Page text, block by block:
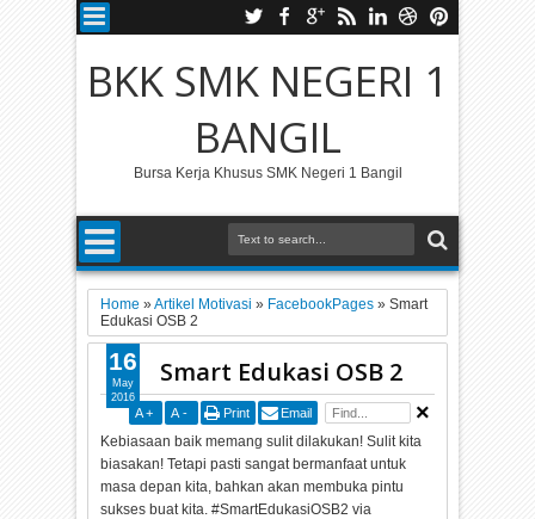
BKK SMK NEGERI 1
BANGIL
Bursa Kerja Khusus SMK Negeri 1 Bangil
Home »Artikel Motivasi » FacebookPages »Smart
Edukasi OSB 2
Smart Edukasi OSB 2
A + A - Print Email
Kebiasaan baik memang sulit dilakukan! Sulit kita
biasakan! Tetapi pasti sangat bermanfaat untuk
masa depan kita, bahkan akan membuka pintu
sukses buat kita. #SmartEdukasiOSB2 via
16
May
2016